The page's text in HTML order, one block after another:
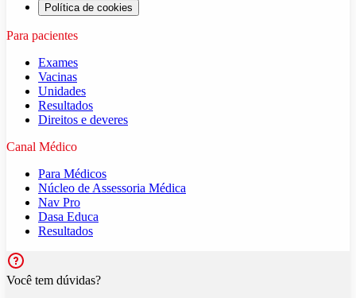
Política de cookies
Para pacientes
Exames
Vacinas
Unidades
Resultados
Direitos e deveres
Canal Médico
Para Médicos
Núcleo de Assessoria Médica
Nav Pro
Dasa Educa
Resultados
Você tem dúvidas?